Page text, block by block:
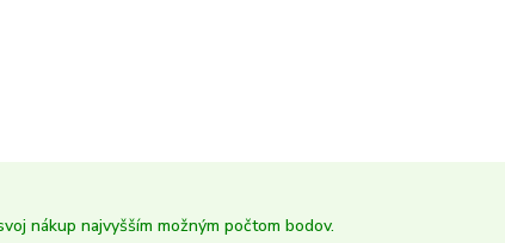
nákup najvyšším možným počtom bodov.